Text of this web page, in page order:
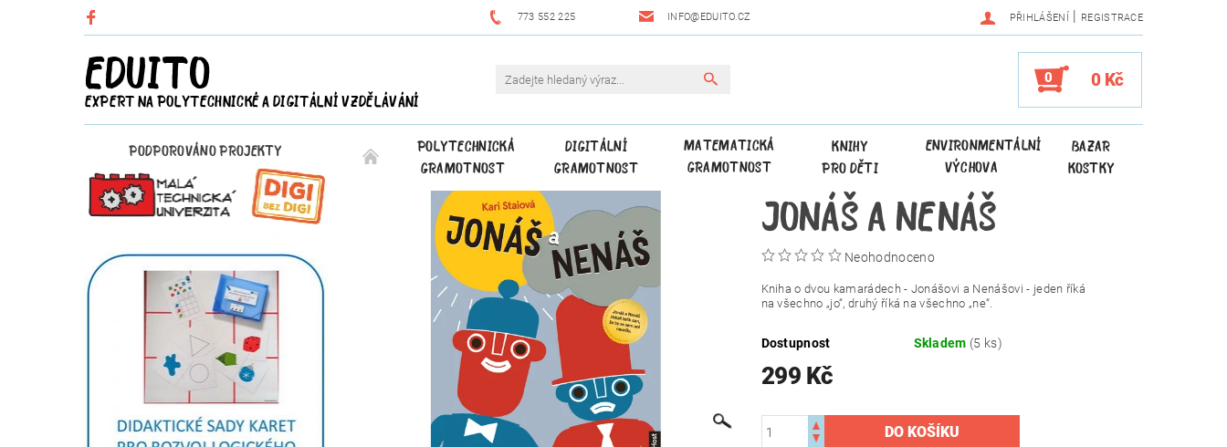
773 552 225 INFO@EDUITO.CZ PŘIHLÁŠENÍ | REGISTRACE
EDUITO
EXPERT NA POLYTECHNICKÉ A DIGITÁLNÍ VZDĚLÁVÁNÍ
0 0 Kč
POLYTECHNICKÁ
GRAMOTNOST
DIGITÁLNÍ
GRAMOTNOST
MATEMATICKÁ
GRAMOTNOST
KNIHY
PRO DĚTI
ENVIRONMENTÁLNÍ
VÝCHOVA
BAZAR
KOSTKY
PODPOROVÁNO PROJEKTY
JONÁŠ A NENÁŠ
Neohodnoceno
Kniha o dvou kamarádech - Jonášovi a Nenášovi - jeden říká
na všechno „jo“, druhý říká na všechno „ne“.
Dostupnost Skladem (5 ks)
299 Kč